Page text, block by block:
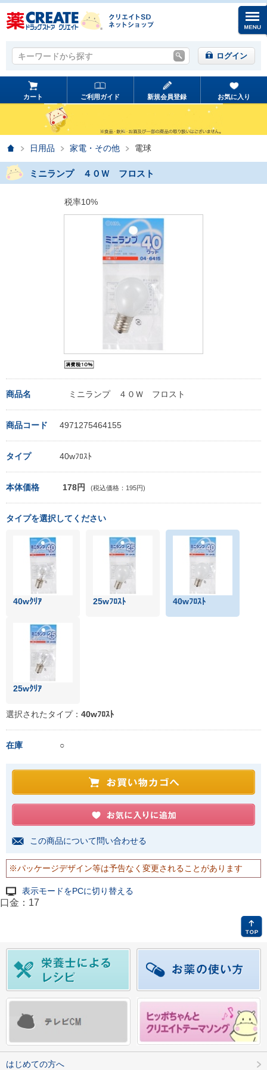
キーワードから探す
キーワードから探す ログイン
カート ご利用ガイド 新規会員登録 お気に入り
ホーム日用品 家電・その他 電球
ミニランプ ４０Ｗ フロスト
税率10%
商品名 ミニランプ ４０Ｗ フロスト
商品コード 4971275464155
タイプ 40wﾌﾛｽﾄ
本体価格 178円 (税込価格：195円)
タイプを選択してください
40wｸﾘｱ 25wﾌﾛｽﾄ 40wﾌﾛｽﾄ
25wｸﾘｱ
選択されたタイプ： 40wﾌﾛｽﾄ
在庫 ○
この商品について問い合わせる
※パッケージデザイン等は予告なく変更されることがあります
表示モードをPCに切り替える
口金：17
はじめての方へ